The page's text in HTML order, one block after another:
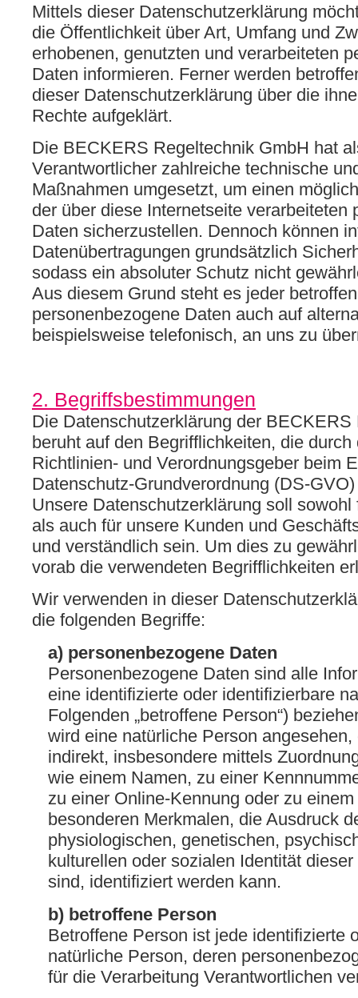
Mittels dieser Datenschutzerklärung
die Öffentlichkeit über Art, Umfang und
erhobenen, genutzten und verarbeiteten
Daten informieren. Ferner werden
dieser Datenschutzerklärung über die
Rechte aufgeklärt.
Die BECKERS Regeltechnik GmbH hat
Verantwortlicher zahlreiche technische
Maßnahmen umgesetzt, um einen
der über diese Internetseite verarbeiteten
Daten sicherzustellen. Dennoch können
Datenübertragungen grundsätzlich
sodass ein absoluter Schutz nicht
Aus diesem Grund steht es jeder
personenbezogene Daten auch auf
beispielsweise telefonisch, an uns zu
2. Begriffsbestimmungen
Die Datenschutzerklärung der
beruht auf den Begrifflichkeiten, die
Richtlinien- und Verordnungsgeber beim
Datenschutz-Grundverordnung (DS-
Unsere Datenschutzerklärung soll
als auch für unsere Kunden und
und verständlich sein. Um dies zu
vorab die verwendeten Begrifflichkeiten
Wir verwenden in dieser
die folgenden Begriffe:
a) personenbezogene Daten
Personenbezogene Daten sind alle
eine identifizierte oder identifizierbare
Folgenden „betroffene Person“)
wird eine natürliche Person
indirekt, insbesondere mittels
wie einem Namen, zu einer
zu einer Online-Kennung oder zu
besonderen Merkmalen, die Ausdruck
physiologischen, genetischen,
kulturellen oder sozialen Identität
sind, identifiziert werden kann.
b) betroffene Person
Betroffene Person ist jede identifizierte
natürliche Person, deren
für die Verarbeitung Verantwortlichen